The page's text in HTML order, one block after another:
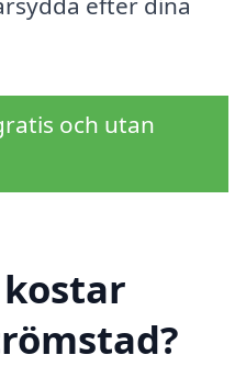
och utan